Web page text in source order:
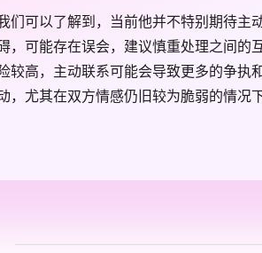
们可以了解到，当前他并不特别期待主
，可能存在误会，建议慎重处理之间的
较高，主动联系可能会导致更多的争执
，尤其在双方情感仍旧较为脆弱的情况